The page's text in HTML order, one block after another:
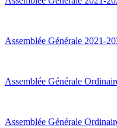
Assemblée Générale 2021-
Assemblée Générale
Assemblée Générale